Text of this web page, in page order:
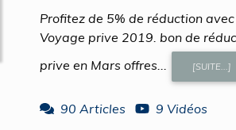
Profitez de 5% de réduction
Voyage prive 2019. bon de
prive en Mars offres...
[SUITE...]
90 Articles
9 Vidéos